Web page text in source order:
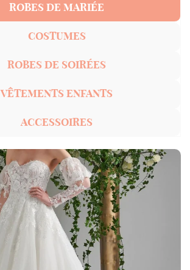
ROBES DE MARIÉE
COSTUMES
ROBES DE SOIRÉES
VÊTEMENTS ENFANTS
ACCESSOIRES